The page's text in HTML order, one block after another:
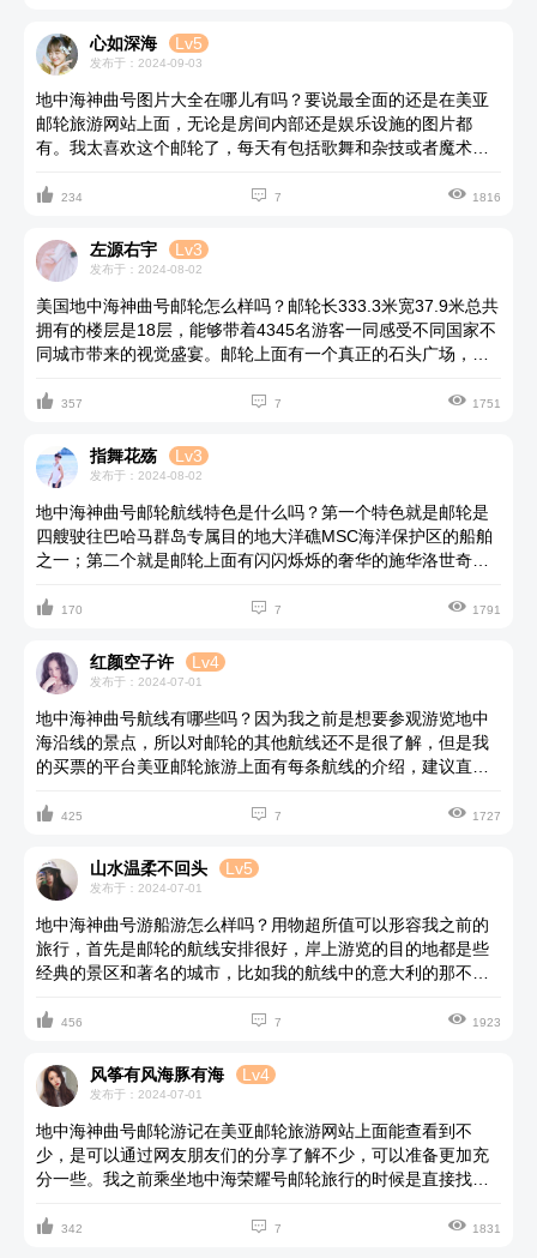
这个问题怎么说。
心如深海 Lv5
发布于：2024-09-03
地中海神曲号图片大全在哪儿有吗？要说最全面的还是在美亚
邮轮旅游网站上面，无论是房间内部还是娱乐设施的图片都
有。我太喜欢这个邮轮了，每天有包括歌舞和杂技或者魔术等
就可以全身放松了，我们订的阳台房我觉得挺舒服的，屋内设
 234  7  1816
左源右宇 Lv3
发布于：2024-08-02
美国地中海神曲号邮轮怎么样吗？邮轮长333.3米宽37.9米总共
拥有的楼层是18层，能够带着4345名游客一同感受不同国家不
同城市带来的视觉盛宴。邮轮上面有一个真正的石头广场，当
的用施华洛世奇的水晶铺成的水晶楼梯，还有很多的特点在美
 357  7  1751
指舞花殇 Lv3
发布于：2024-08-02
地中海神曲号邮轮航线特色是什么吗？第一个特色就是邮轮是
四艘驶往巴哈马群岛专属目的地大洋礁MSC海洋保护区的船舶
之一；第二个就是邮轮上面有闪闪烁烁的奢华的施华洛世奇水
海中游泳的无边泳池；第四个在邮轮上面可以享受面朝大海的
感受一番。
 170  7  1791
红颜空子许 Lv4
发布于：2024-07-01
地中海神曲号航线有哪些吗？因为我之前是想要参观游览地中
海沿线的景点，所以对邮轮的其他航线还不是很了解，但是我
的买票的平台美亚邮轮旅游上面有每条航线的介绍，建议直接
把你的旅行诉求告诉他们就可以给到很合理的建议，这个邮轮
 425  7  1727
山水温柔不回头 Lv5
发布于：2024-07-01
地中海神曲号游船游怎么样吗？用物超所值可以形容我之前的
旅行，首先是邮轮的航线安排很好，岸上游览的目的地都是些
经典的景区和著名的城市，比如我的航线中的意大利的那不勒
楼梯，很优雅也很奢华，全部是用施华洛世奇的水晶铺成的。
美亚邮轮旅游网站看看。
 456  7  1923
风筝有风海豚有海 Lv4
发布于：2024-07-01
地中海神曲号邮轮游记在美亚邮轮旅游网站上面能查看到不
少，是可以通过网友朋友们的分享了解不少，可以准备更加充
分一些。我之前乘坐地中海荣耀号邮轮旅行的时候是直接找的
分，所以我的旅行也是非常愉快的，以至于我还想要故地重游
 342  7  1831